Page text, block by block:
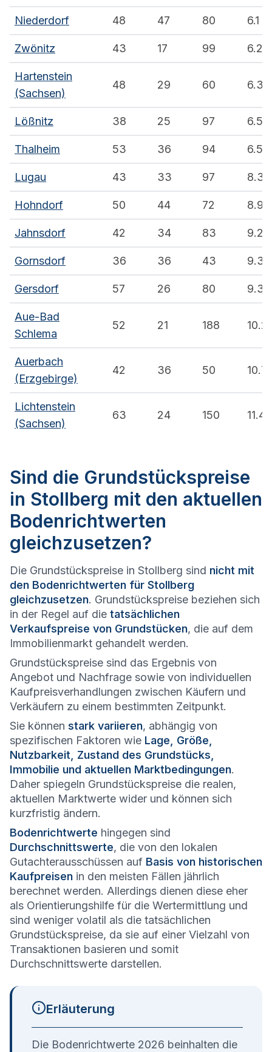
Niederdorf 48 47 80 6.1
Zwönitz 43 17 99 6.2
Hartenstein
(Sachsen)
48 29 60 6.3
Lößnitz 38 25 97 6.5
Thalheim 53 36 94 6.5
Lugau 43 33 97 8.3
Hohndorf 50 44 72 8.9
Jahnsdorf 42 34 83 9.2
Gornsdorf 36 36 43 9.3
Gersdorf 57 26 80 9.3
Aue-Bad
Schlema
52 21 188 10.2
Auerbach
(Erzgebirge)
42 36 50 10.7
Lichtenstein
(Sachsen)
63 24 150 11.4
Sind die Grundstückspreise
in Stollberg mit den aktuellen
Bodenrichtwerten
gleichzusetzen?
Die Grundstückspreise in Stollberg sind nicht mit
den Bodenrichtwerten für Stollberg
gleichzusetzen. Grundstückspreise beziehen sich
in der Regel auf die tatsächlichen
Verkaufspreise von Grundstücken, die auf dem
Immobilienmarkt gehandelt werden.
Grundstückspreise sind das Ergebnis von
Angebot und Nachfrage sowie von individuellen
Kaufpreisverhandlungen zwischen Käufern und
Verkäufern zu einem bestimmten Zeitpunkt.
Sie können stark variieren, abhängig von
spezifischen Faktoren wie Lage, Größe,
Nutzbarkeit, Zustand des Grundstücks,
Immobilie und aktuellen Marktbedingungen.
Daher spiegeln Grundstückspreise die realen,
aktuellen Marktwerte wider und können sich
kurzfristig ändern.
Bodenrichtwerte hingegen sind
Durchschnittswerte, die von den lokalen
Gutachterausschüssen auf Basis von historischen
Kaufpreisen in den meisten Fällen jährlich
berechnet werden. Allerdings dienen diese eher
als Orientierungshilfe für die Wertermittlung und
sind weniger volatil als die tatsächlichen
Grundstückspreise, da sie auf einer Vielzahl von
Transaktionen basieren und somit
Durchschnittswerte darstellen.
Erläuterung
Die Bodenrichtwerte 2026 beinhalten die